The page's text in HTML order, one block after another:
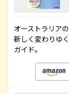
オーストラリア
新しく変わりゆ
ガイド。